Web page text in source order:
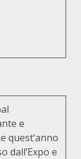
e
quest’anno
dall’Expo e